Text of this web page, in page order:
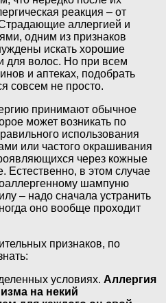
реакция – от
аллергией и
одним из признаков
искать хорошие
для волос. Но при всем
и аптеках, подобрать
совсем не просто.
принимают обычное
может возникать по
использования
или частого окрашивания
через кожные
Естественно, в этом случае
шампуню
– надо сначала устранить
оно вообще проходит
признаков, по
условиях. Аллергия
на некий